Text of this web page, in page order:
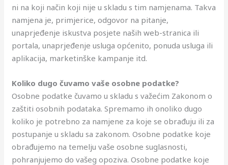
ni na koji način koji nije u skladu s tim namjenama. Takva
namjena je, primjerice, odgovor na pitanje,
unaprjeđenje iskustva posjete naših web-stranica ili
portala, unaprjeđenje usluga općenito, ponuda usluga ili
aplikacija, marketinške kampanje itd.
Koliko dugo čuvamo vaše osobne podatke?
Osobne podatke čuvamo u skladu s važećim Zakonom o
zaštiti osobnih podataka. Spremamo ih onoliko dugo
koliko je potrebno za namjene za koje se obrađuju ili za
postupanje u skladu sa zakonom. Osobne podatke koje
obrađujemo na temelju vaše osobne suglasnosti,
pohranjujemo do vašeg opoziva. Osobne podatke koje